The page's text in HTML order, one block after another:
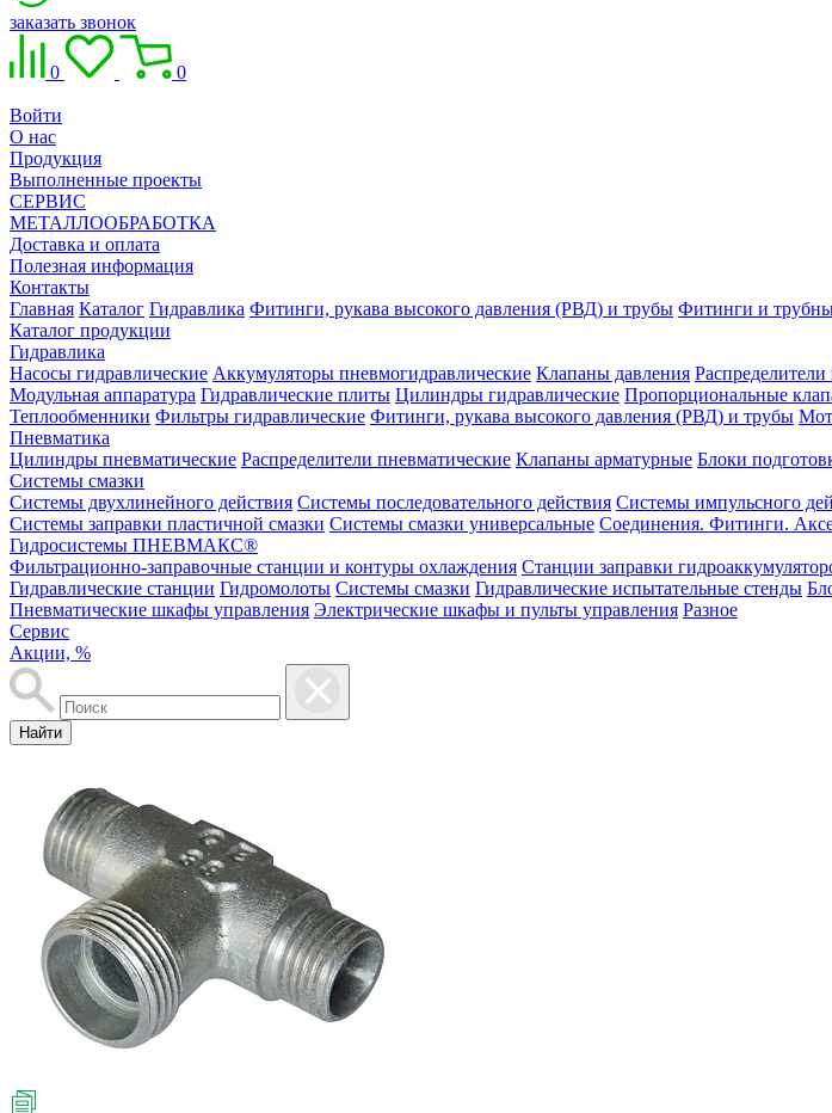
заказать звонок
0 0
Войти
О нас
Продукция
Выполненные проекты
СЕРВИС
МЕТАЛЛООБРАБОТКА
Доставка и оплата
Полезная информация
Контакты
Главная Каталог Гидравлика Фитинги, рукава высокого давления (РВД) и трубы Фитинги и
Каталог продукции
Гидравлика
Насосы гидравлические Аккумуляторы пневмогидравлические Клапаны давления
Модульная аппаратура Гидравлические плиты Цилиндры гидравлические Пропорциональные
Теплообменники Фильтры гидравлические Фитинги, рукава высокого давления (РВД) и трубы
Пневматика
Цилиндры пневматические Распределители пневматические Клапаны арматурные Блоки
Системы смазки
Системы двухлинейного действия Системы последовательного действия Системы импульсного
Системы заправки пластичной смазки Системы смазки универсальные Соединения. Фитинги.
Гидросистемы ПНЕВМАКС®
Фильтрационно-заправочные станции и контуры охлаждения Станции заправки
Гидравлические станции Гидромолоты Системы смазки Гидравлические испытательные стенды
Пневматические шкафы управления Электрические шкафы и пульты управления Разное
Сервис
Акции, %
Найти